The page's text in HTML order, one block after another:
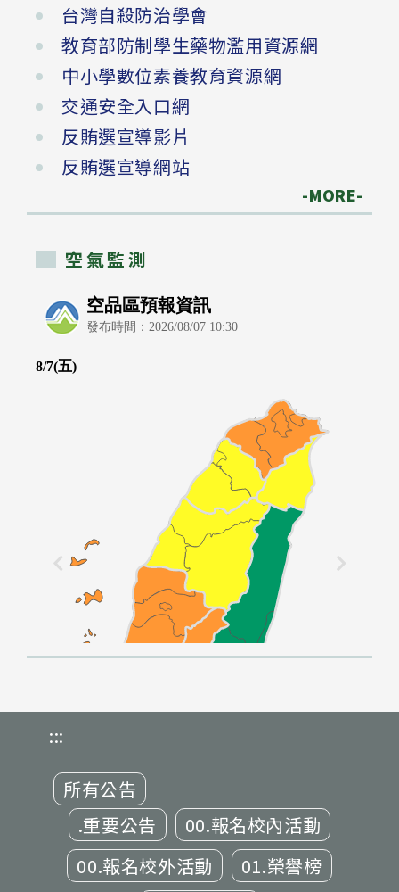
台灣自殺防治學會
教育部防制學生藥物濫用資源網
中小學數位素養教育資源網
交通安全入口網
反賄選宣導影片
反賄選宣導網站
-MORE-
空氣監測
:::
所有公告
.重要公告
00.報名校內活動
00.報名校外活動
01.榮譽榜